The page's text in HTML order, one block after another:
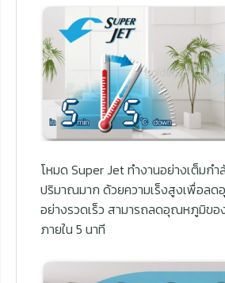
โหมด Super Jet ทำงานอย่างเต็มกำ
ปริมาณมาก ด้วยความเร็งสูงเพื่อล
อย่างรวดเร็ว สามารถลดอุณหภูมิขอ
ภายใน 5 นาที